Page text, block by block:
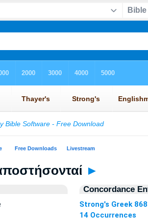
►
Concordance
Strong's Greek 868
14 Occurrences